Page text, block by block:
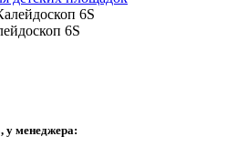
6S
6S
у менеджера: